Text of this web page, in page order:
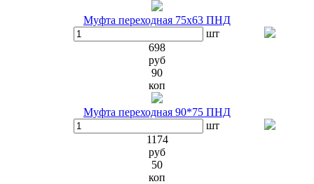
Муфта переходная 75х63 ПНД
шт
698
руб
90
коп
Муфта переходная 90*75 ПНД
шт
1174
руб
50
коп